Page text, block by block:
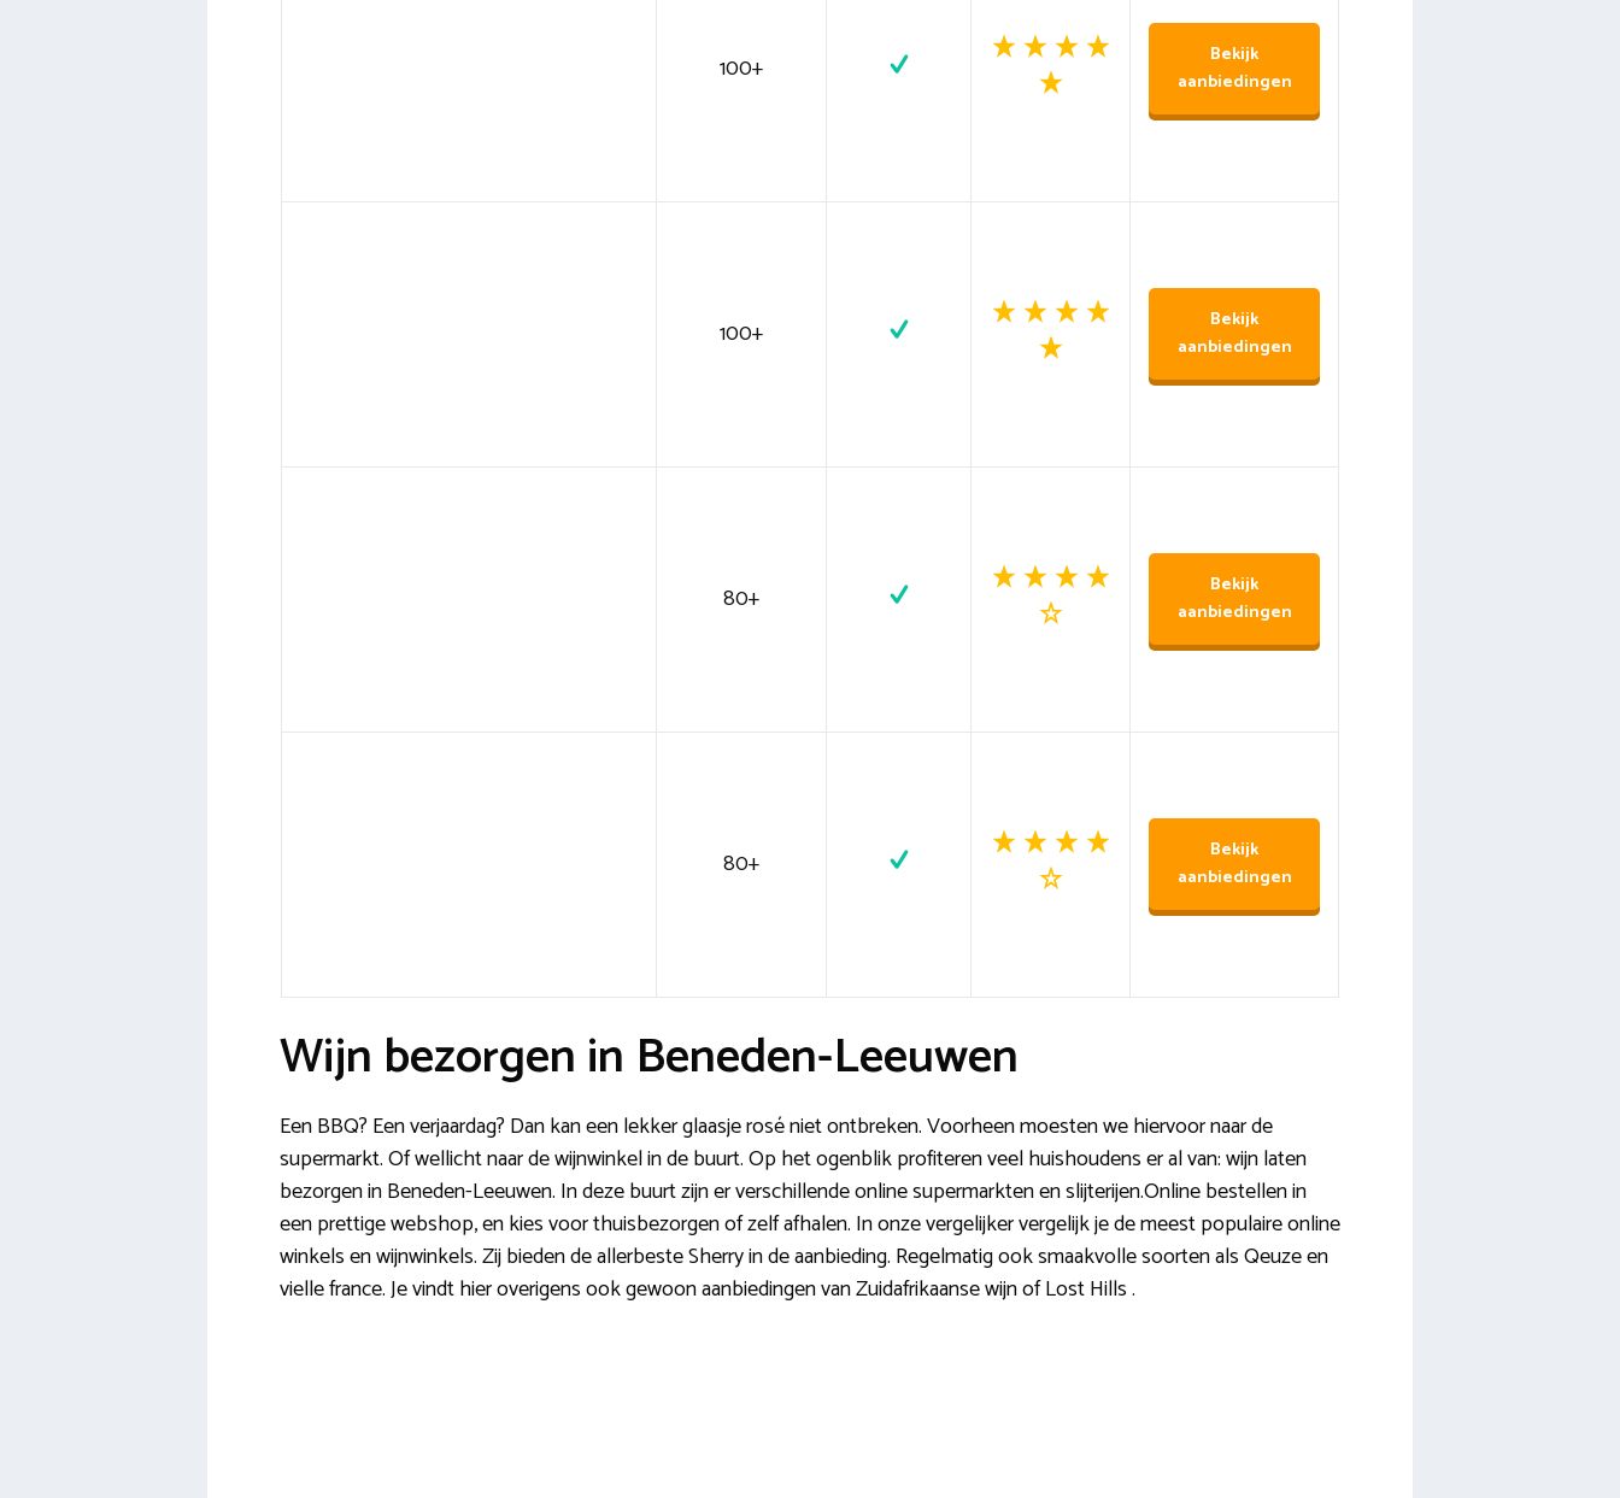
100+
Bekijk
aanbiedingen
100+
Bekijk
aanbiedingen
80+
Bekijk
aanbiedingen
80+
Bekijk
aanbiedingen
Wijn bezorgen in Beneden-Leeuwen
Een BBQ? Een verjaardag? Dan kan een lekker glaasje rosé niet ontbreken. Voorheen moesten we hiervoor naar de
supermarkt. Of wellicht naar de wijnwinkel in de buurt. Op het ogenblik profiteren veel huishoudens er al van: wijn laten
bezorgen in Beneden-Leeuwen. In deze buurt zijn er verschillende online supermarkten en slijterijen.Online bestellen in
een prettige webshop, en kies voor thuisbezorgen of zelf afhalen. In onze vergelijker vergelijk je de meest populaire online
winkels en wijnwinkels. Zij bieden de allerbeste Sherry in de aanbieding. Regelmatig ook smaakvolle soorten als Qeuze en
vielle france. Je vindt hier overigens ook gewoon aanbiedingen van Zuidafrikaanse wijn of Lost Hills .